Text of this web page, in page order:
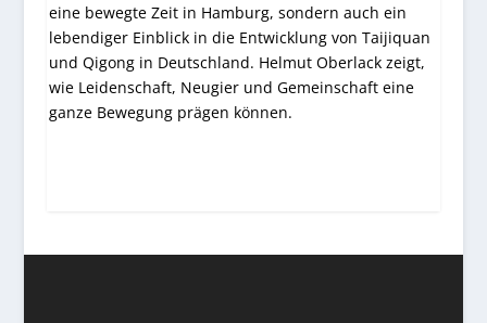
eine bewegte Zeit in Hamburg, sondern auch ein
lebendiger Einblick in die Entwicklung von Taijiquan
und Qigong in Deutschland. Helmut Oberlack zeigt,
wie Leidenschaft, Neugier und Gemeinschaft eine
ganze Bewegung prägen können.